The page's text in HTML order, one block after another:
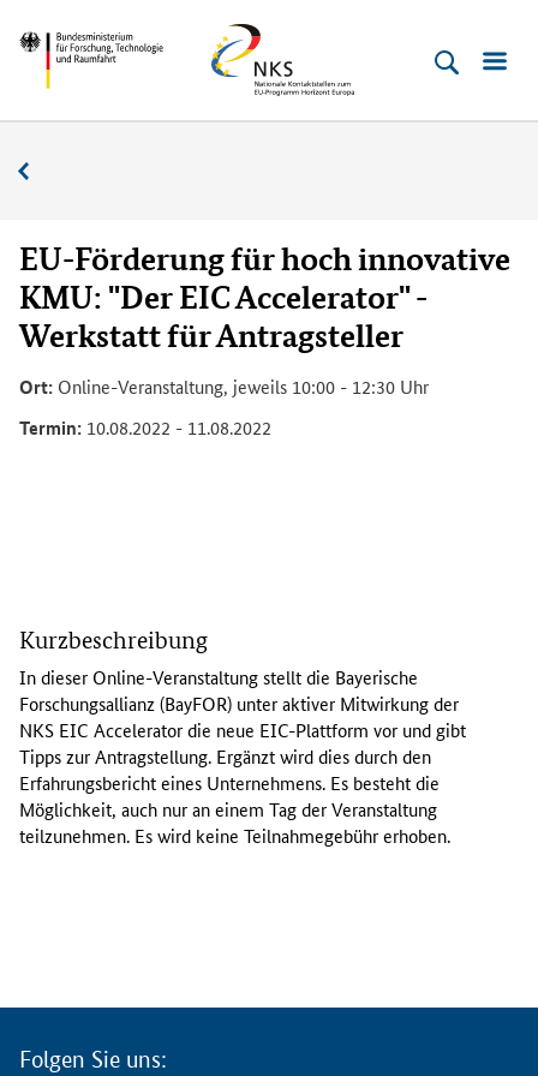
zum
Inhalt
(Eingabetaste)
zum
Hauptmenu
(Eingabetaste)
zur
Suche
(Eingabetaste)
zur
Fußleiste
(Enter)
Bundesministerium
Technologie
Raumfahrt
Horizont
Europa
EU-Förderung für hoch innovative
KMU: "Der EIC Accelerator" -
Werkstatt für Antragsteller
Ort: Online-Veranstaltung, jeweils 10:00 - 12:30 Uhr
Termin: 10.08.2022 - 11.08.2022
d
i
e
s
e
r
O
n
r
Kurzbeschreibung
In dieser Online-Veranstaltung stellt die Bayerische
Forschungsallianz (BayFOR) unter aktiver Mitwirkung der
NKS EIC Acceleratordie neue EIC-Plattform vor und gibt
Tipps zur Antragstellung. Ergänzt wird dies durch den
Erfahrungsbericht eines Unternehmens. Es besteht die
Möglichkeit, auch nur an einem Tag der Veranstaltung
teilzunehmen. Es wird keine Teilnahmegebühr erhoben.
Folgen Sie uns: